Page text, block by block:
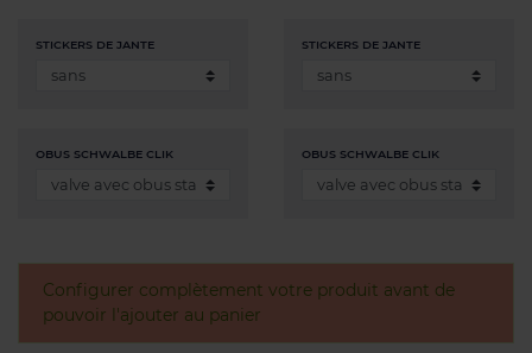
STICKERS DE JANTE
OBUS SCHWALBE CLIK
STICKERS DE JANTE
OBUS SCHWALBE CLIK
Configurer complètement votre produit avant de
pouvoir l'ajouter au panier